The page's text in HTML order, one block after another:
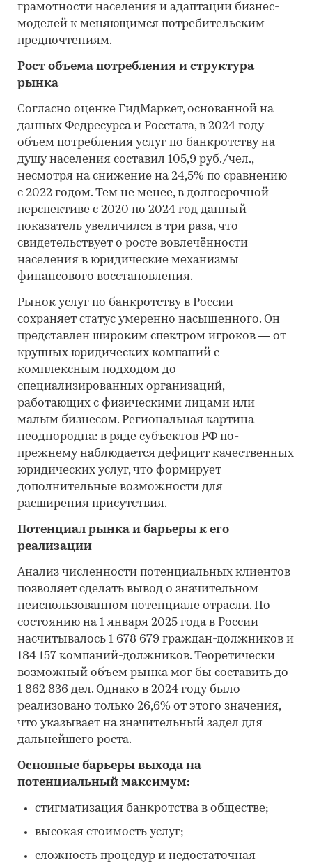
грамотности населения и адаптации бизнес-
моделей к меняющимся потребительским
предпочтениям.
Рост объема потребления и структура
рынка
Согласно оценке ГидМаркет, основанной на
данных Федресурса и Росстата, в 2024 году
объем потребления услуг по банкротству на
душу населения составил 105,9 руб./чел.,
несмотря на снижение на 24,5% по сравнению
с 2022 годом. Тем не менее, в долгосрочной
перспективе с 2020 по 2024 год данный
показатель увеличился в три раза, что
свидетельствует о росте вовлечённости
населения в юридические механизмы
финансового восстановления.
Рынок услуг по банкротству в России
сохраняет статус умеренно насыщенного. Он
представлен широким спектром игроков — от
крупных юридических компаний с
комплексным подходом до
специализированных организаций,
работающих с физическими лицами или
малым бизнесом. Региональная картина
неоднородна: в ряде субъектов РФ по-
прежнему наблюдается дефицит качественных
юридических услуг, что формирует
дополнительные возможности для
расширения присутствия.
Потенциал рынка и барьеры к его
реализации
Анализ численности потенциальных клиентов
позволяет сделать вывод о значительном
неиспользованном потенциале отрасли. По
состоянию на 1 января 2025 года в России
насчитывалось 1 678 679 граждан-должников и
184 157 компаний-должников. Теоретически
возможный объем рынка мог бы составить до
1 862 836 дел. Однако в 2024 году было
реализовано только 26,6% от этого значения,
что указывает на значительный задел для
дальнейшего роста.
Основные барьеры выхода на
потенциальный максимум:
стигматизация банкротства в обществе;
высокая стоимость услуг;
сложность процедур и недостаточная